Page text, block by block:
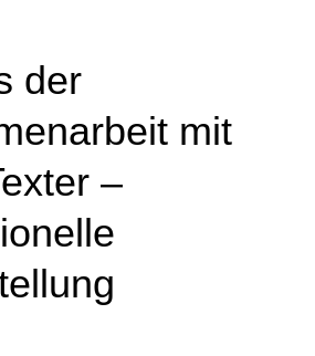
der
mit
–